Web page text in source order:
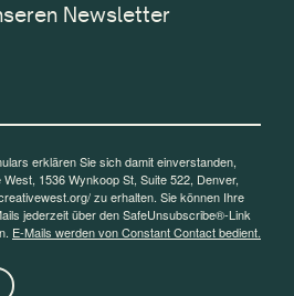
Newsletter
erklären Sie sich damit einverstanden,
1536 Wynkoop St, Suite 522, Denver,
zu erhalten. Sie können Ihre
jederzeit über den SafeUnsubscribe®-Link
E-Mails werden von Constant Contact bedient.